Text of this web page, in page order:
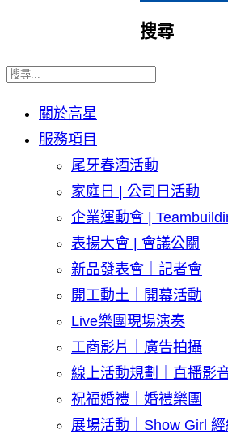
搜尋
關於高星
服務項目
尾牙春酒活動
家庭日 | 公司日活動
企業運動會 |
表揚大會 | 會議公關
新品發表會｜記者會
開工動土｜開幕活動
Live樂團現場演奏
工商影片｜廣告拍攝
線上活動規劃｜直播影
祝福婚禮｜婚禮樂團
展場活動｜Show Girl